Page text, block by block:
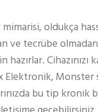
oldukça
ve tecrübe
hazırlar.
Monster
bu tip